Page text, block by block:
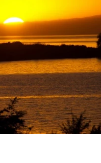
Двухуровневые номера и
Каким будет новый
«Белкур» в Белокурихе